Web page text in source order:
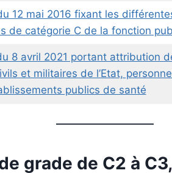
12 mai 2016 fixant les
de catégorie C de la fonction
8 avril 2021 portant attribution
et militaires de l’Etat,
publics de santé
grade de C2 à